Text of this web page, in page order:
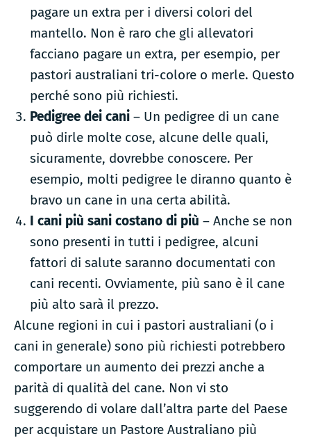
pagare un extra per i diversi colori del
mantello. Non è raro che gli allevatori
facciano pagare un extra, per esempio, per
pastori australiani tri-colore o merle. Questo
perché sono più richiesti.
Pedigree dei cani– Un pedigree di un cane
può dirle molte cose, alcune delle quali,
sicuramente, dovrebbe conoscere. Per
esempio, molti pedigree le diranno quanto è
bravo un cane in una certa abilità.
I cani più sani costano di più – Anche se non
sono presenti in tutti i pedigree, alcuni
fattori di salute saranno documentati con
cani recenti. Ovviamente, più sano è il cane
più alto sarà il prezzo.
Alcune regioni in cui i pastori australiani (o i
cani in generale) sono più richiesti potrebbero
comportare un aumento dei prezzi anche a
parità di qualità del cane. Non vi sto
suggerendo di volare dall’altra parte del Paese
per acquistare un Pastore Australiano più